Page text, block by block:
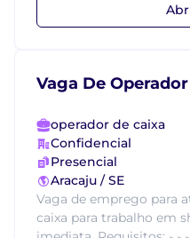
Vaga De
operador de caixa
Confidencial
Presencial
Aracaju / SE
Vaga de emprego para
caixa para trabalho em